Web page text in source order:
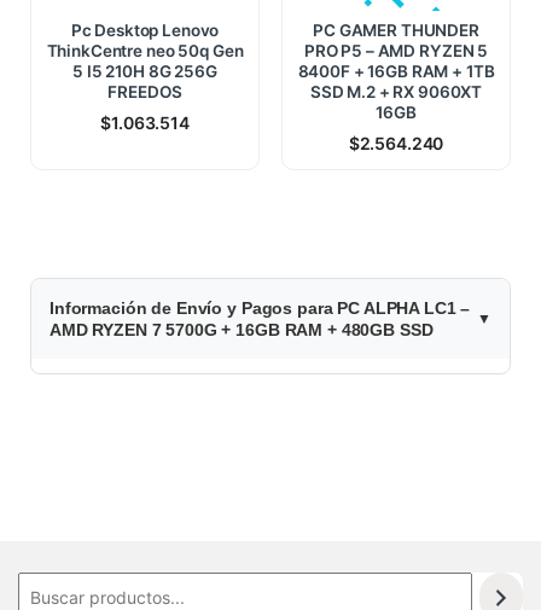
Pc Desktop Lenovo
ThinkCentre neo 50q Gen
5 I5 210H 8G 256G
FREEDOS
$1.063.514
PC GAMER THUNDER
PRO P5 – AMD RYZEN 5
8400F + 16GB RAM + 1TB
SSD M.2 + RX 9060XT
16GB
$2.564.240
Información de Envío y Pagos para PC ALPHA LC1 –
AMD RYZEN 7 5700G + 16GB RAM + 480GB SSD